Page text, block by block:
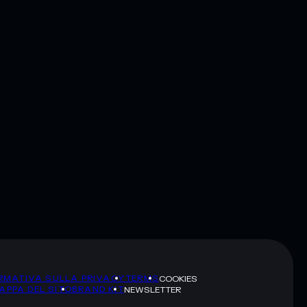
SULLA PRIVACYTERMSCOOKIES
DEL SITOBRAND KITNEWSLETTER